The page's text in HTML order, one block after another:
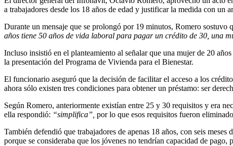
a trabajadores desde los 18 años de edad y justificar la medida con un
Durante un mensaje que se prolongó por 19 minutos, Romero
años tiene 50 años de vida laboral para pagar un crédito de 30, una
Incluso insistió en el planteamiento al señalar que una mujer de 20
la presentación del Programa de Vivienda para el Bienestar.
El funcionario aseguró que la decisión de facilitar el acceso a los
ahora sólo existen tres condiciones para obtener un préstamo: ser
Según Romero, anteriormente existían entre 25 y 30 requisitos y era
ella respondió: “simplifica”, por lo que esos requisitos fueron
También defendió que trabajadores de apenas 18 años, con seis
porque se consideraba que los jóvenes no tendrían capacidad de